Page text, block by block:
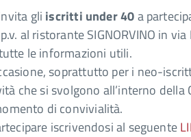
gli iscritti under 40a
al ristorante SIGNORVINO in via
le informazioni utili.
soprattutto per i neo-
che si svolgono all’interno
di convivialità.
iscrivendosi al seguente